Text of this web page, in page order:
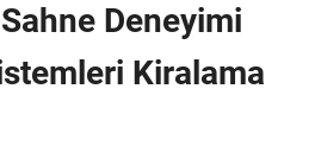
Deneyimi
Kiralama